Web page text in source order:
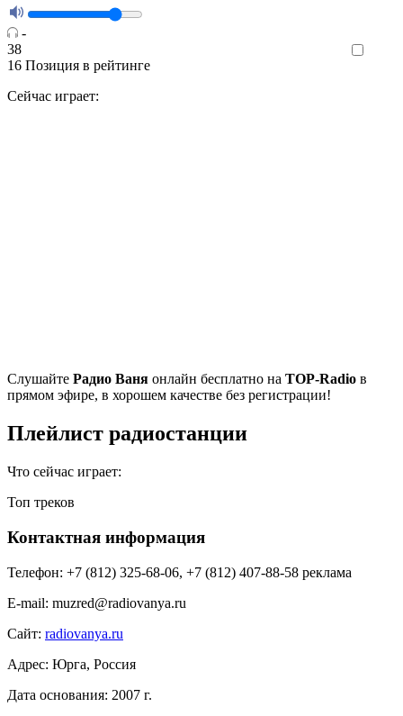
-
38
16 Позиция в рейтинге
Сейчас играет:
Cлушайте Радио Ваня онлайн бесплатно на TOP-Radio в
прямом эфире, в хорошем качестве без регистрации!
Плейлист радиостанции
Что сейчас играет:
Топ треков
Контактная информация
Телефон: +7 (812) 325-68-06, +7 (812) 407-88-58 реклама
E-mail: muzred@radiovanya.ru
Сайт: radiovanya.ru
Адрес: Юрга, Россия
Дата основания: 2007 г.